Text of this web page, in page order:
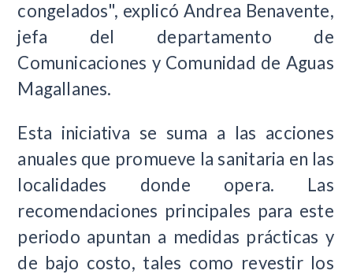
congelados", explicó Andrea Benavente,
jefa del departamento de
Comunicaciones y Comunidad de Aguas
Magallanes.
Esta iniciativa se suma a las acciones
anuales que promueve la sanitaria en las
localidades donde opera. Las
recomendaciones principales para este
periodo apuntan a medidas prácticas y
de bajo costo, tales como revestir los